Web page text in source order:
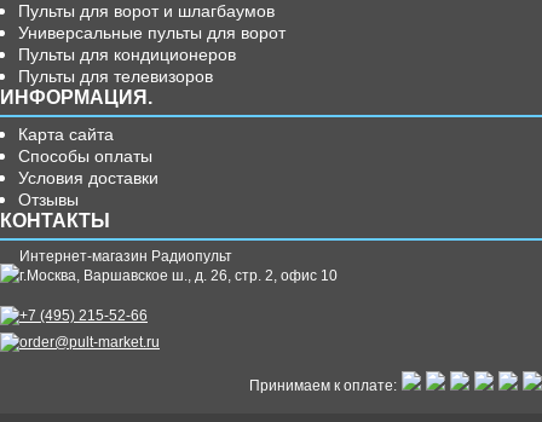
Пульты для ворот и шлагбаумов
Универсальные пульты для ворот
Пульты для кондиционеров
Пульты для телевизоров
ИНФОРМАЦИЯ.
Карта сайта
Способы оплаты
Условия доставки
Отзывы
КОНТАКТЫ
Интернет-магазин Радиопульт
г.Москва, Варшавское ш., д. 26, стр. 2, офис 10
+7 (495) 215-52-66
order@pult-market.ru
Принимаем к оплате: